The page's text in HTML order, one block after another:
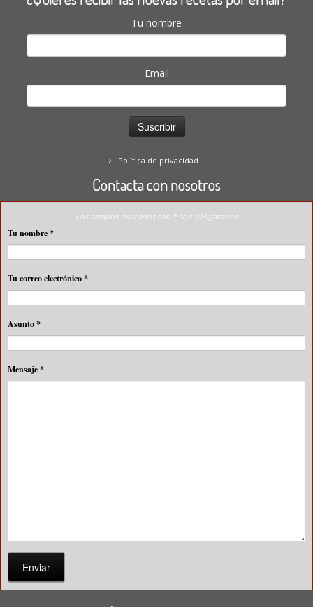
Tu nombre
Email
Política de privacidad
Contacta con nosotros
Los campos marcados con * son obligatorios
Tu nombre*
Tu correo electrónico*
Asunto*
Mensaje*
Enviar